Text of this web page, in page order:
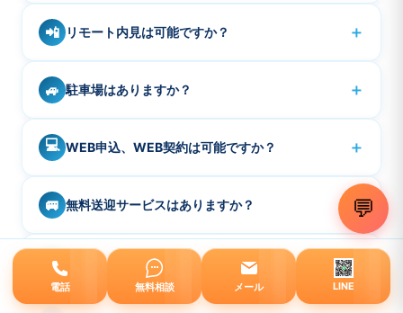
ださい。
LINE・お問い合わせフォームからお気軽にご連絡くださ
📲 リモート内見は可能ですか？ ＋
地からご案内します。遠方、海外、時間が取りにくい場
🚙 駐車場はありますか？ ＋
さい。※イオンスタイル品川シーサイドでお買物されると
います。
💻 WEB申込、WEB契約は可能ですか？ ＋
物件により対応物件、未対応物件がありますのて、お問
い合わせ下さい。
🚐 無料送迎サービスはありますか？ ＋
はい、最寄り駅やご自宅までの無料送迎サービス（事前
予約制）がございます。詳しくは下部「無料送迎案内」
セクションをご覧ください。近隣のご自宅へ直接送迎も
ご相談ください。
💳 仲介手数料はいくらですか？ ＋
A 売買は売買価格の3%+6万×消費税。賃貸は賃料の1ヶ月
電話 無料相談 メール LINE
💬